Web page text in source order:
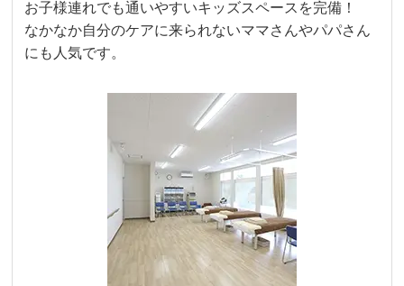
お子様連れでも通いやすいキッズスペースを完備！
なかなか自分のケアに来られないママさんやパパさん
にも人気です。